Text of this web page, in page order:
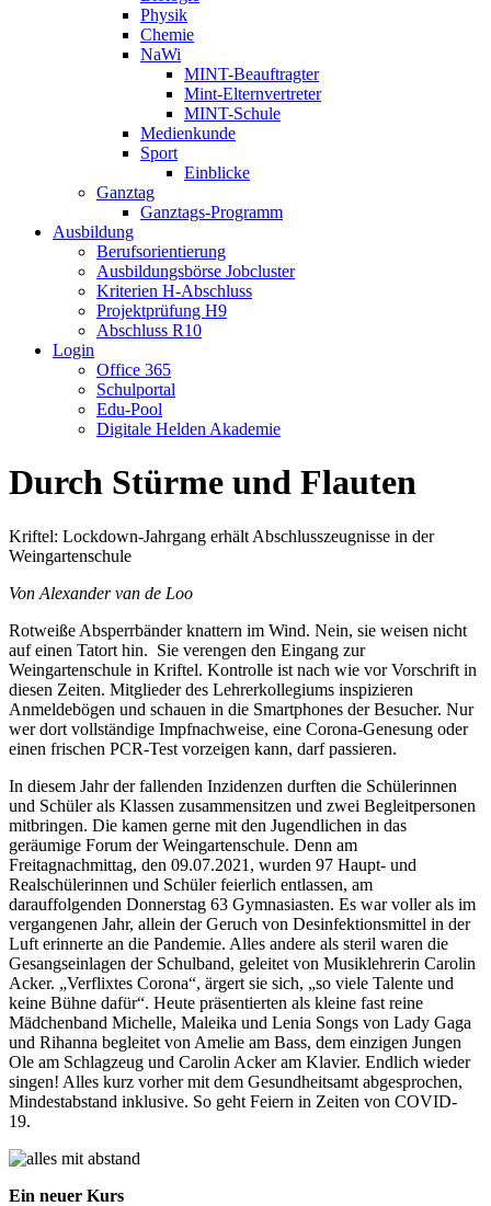
Physik
Chemie
NaWi
MINT-Beauftragter
Mint-Elternvertreter
MINT-Schule
Medienkunde
Sport
Einblicke
Ganztag
Ganztags-Programm
Ausbildung
Berufsorientierung
Ausbildungsbörse Jobcluster
Kriterien H-Abschluss
Projektprüfung H9
Abschluss R10
Login
Office 365
Schulportal
Edu-Pool
Digitale Helden Akademie
Durch Stürme und Flauten
Kriftel: Lockdown-Jahrgang erhält Abschlusszeugnisse in der
Weingartenschule
Von Alexander van de Loo
Rotweiße Absperrbänder knattern im Wind. Nein, sie weisen nicht
auf einen Tatort hin. Sie verengen den Eingang zur
Weingartenschule in Kriftel. Kontrolle ist nach wie vor Vorschrift in
diesen Zeiten. Mitglieder des Lehrerkollegiums inspizieren
Anmeldebögen und schauen in die Smartphones der Besucher. Nur
wer dort vollständige Impfnachweise, eine Corona-Genesung oder
einen frischen PCR-Test vorzeigen kann, darf passieren.
In diesem Jahr der fallenden Inzidenzen durften die Schülerinnen
und Schüler als Klassen zusammensitzen und zwei Begleitpersonen
mitbringen. Die kamen gerne mit den Jugendlichen in das
geräumige Forum der Weingartenschule. Denn am
Freitagnachmittag, den 09.07.2021, wurden 97 Haupt- und
Realschülerinnen und Schüler feierlich entlassen, am
darauffolgenden Donnerstag 63 Gymnasiasten. Es war voller als im
vergangenen Jahr, allein der Geruch von Desinfektionsmittel in der
Luft erinnerte an die Pandemie. Alles andere als steril waren die
Gesangseinlagen der Schulband, geleitet von Musiklehrerin Carolin
Acker. „Verflixtes Corona“, ärgert sie sich, „so viele Talente und
keine Bühne dafür“. Heute präsentierten als kleine fast reine
Mädchenband Michelle, Maleika und Lenia Songs von Lady Gaga
und Rihanna begleitet von Amelie am Bass, dem einzigen Jungen
Ole am Schlagzeug und Carolin Acker am Klavier. Endlich wieder
singen! Alles kurz vorher mit dem Gesundheitsamt abgesprochen,
Mindestabstand inklusive. So geht Feiern in Zeiten von COVID-
19.
Ein neuer Kurs